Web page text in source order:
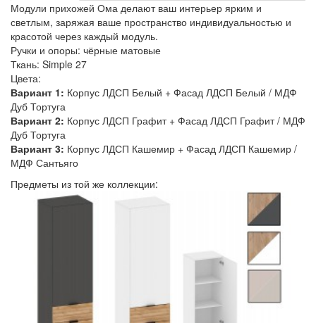
Модули прихожей Ома делают ваш интерьер ярким и
светлым, заряжая ваше пространство индивидуальностью и
красотой через каждый модуль.
Ручки и опоры: чёрные матовые
Ткань: Simple 27
Цвета:
Вариант 1: Корпус ЛДСП Белый + Фасад ЛДСП Белый / МДФ
Дуб Тортуга
Вариант 2: Корпус ЛДСП Графит + Фасад ЛДСП Графит / МДФ
Дуб Тортуга
Вариант 3: Корпус ЛДСП Кашемир + Фасад ЛДСП Кашемир /
МДФ Сантьяго
Предметы из той же коллекции: